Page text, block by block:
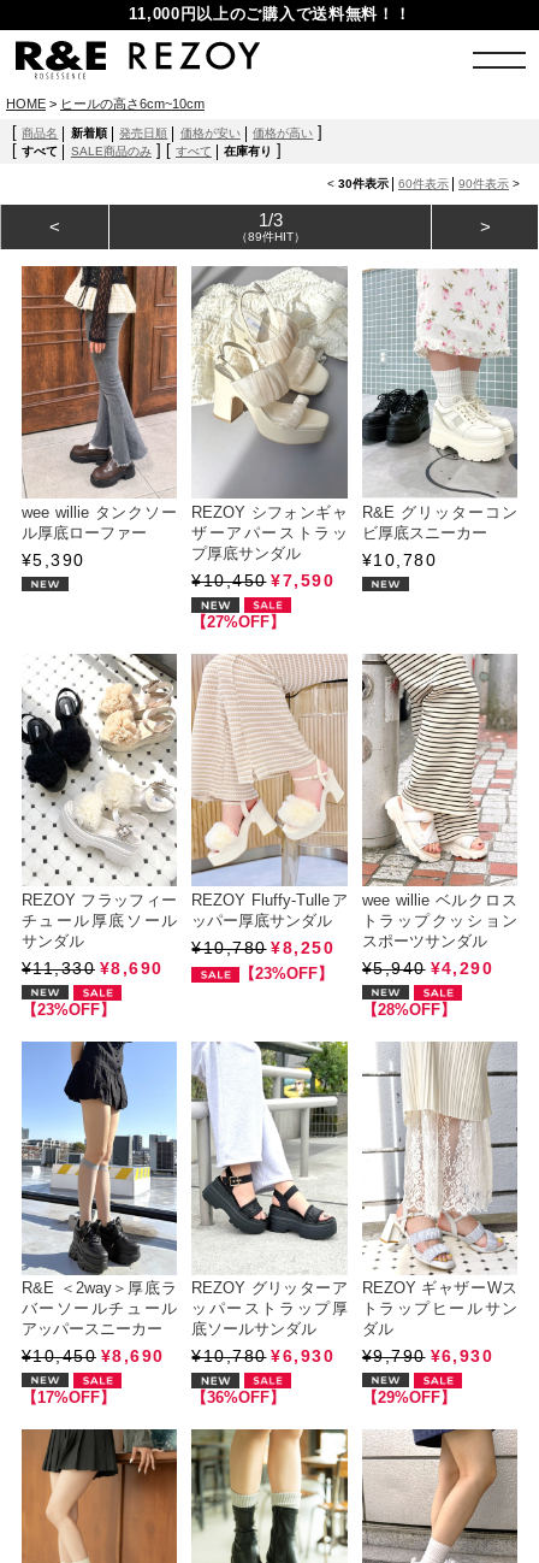
11,000円以上のご購入で送料無料！！
HOME > ヒールの高さ6cm~10cm
[商品名 新着順 発売日順 価格が安い 価格が高い ]
[すべて SALE商品のみ ] [ すべて 在庫有り ]
< 30件表示 60件表示 90件表示 >
< 1/3
（89件HIT） >
wee willie タンクソー
ル厚底ローファー
¥5,390
REZOY シフォンギャ
ザーアパーストラッ
プ厚底サンダル
¥10,450 ¥7,590
【27%OFF】
R&E グリッターコン
ビ厚底スニーカー
¥10,780
REZOY フラッフィー
チュール厚底ソール
サンダル
¥11,330 ¥8,690
【23%OFF】
REZOY Fluffy-Tulleア
ッパー厚底サンダル
¥10,780 ¥8,250
【23%OFF】
wee willie ベルクロス
トラップクッション
スポーツサンダル
¥5,940 ¥4,290
【28%OFF】
R&E ＜2way＞厚底ラ
バーソールチュール
アッパースニーカー
¥10,450 ¥8,690
【17%OFF】
REZOY グリッターア
ッパーストラップ厚
底ソールサンダル
¥10,780 ¥6,930
【36%OFF】
REZOY ギャザーWス
トラップヒールサン
ダル
¥9,790 ¥6,930
【29%OFF】